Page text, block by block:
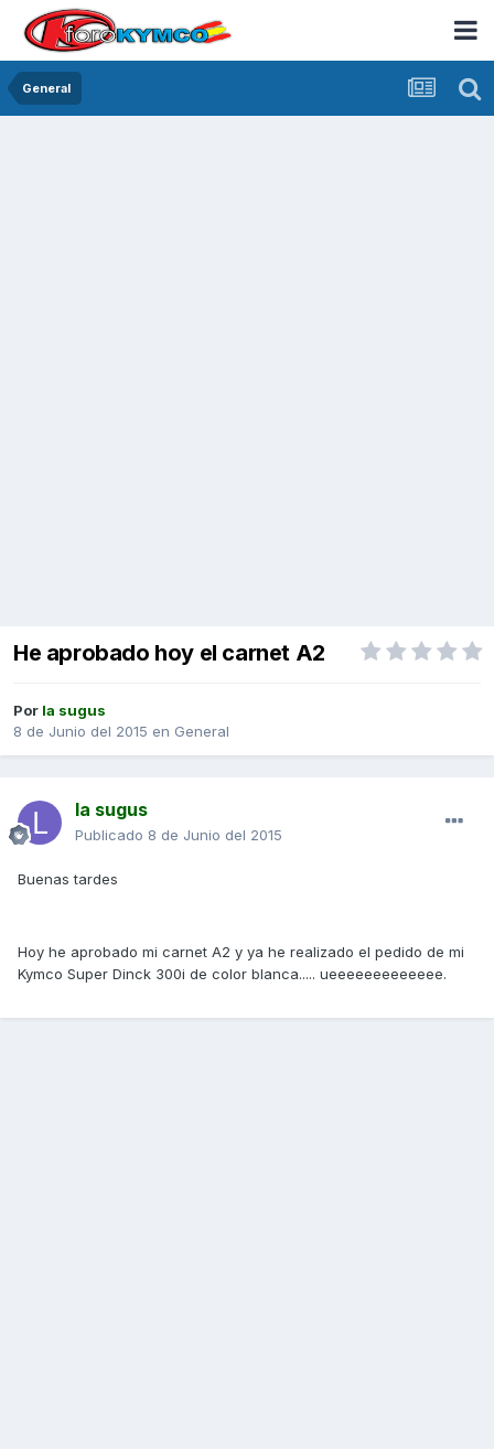
General
He aprobado hoy el carnet A2
Por la sugus
8 de Junio del 2015 en General
la sugus
Publicado 8 de Junio del 2015
Buenas tardes
Hoy he aprobado mi carnet A2 y ya he realizado el pedido de mi
Kymco Super Dinck 300i de color blanca..... ueeeeeeeeeeeee.